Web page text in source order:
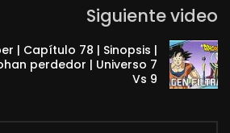
Siguiente video
| Capítulo 78 | Sinopsis |
perdedor | Universo 7
Vs 9